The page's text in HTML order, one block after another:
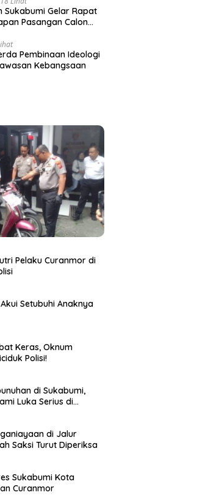
Sukabumi Gelar Rapat
Pasangan Calon
Pembinaan Ideologi
Kebangsaan
Pelaku Curanmor di
Setubuhi Anaknya
Keras, Oknum
Polisi!
di Sukabumi,
Luka Serius di
di Jalur
Saksi Turut Diperiksa
Sukabumi Kota
Curanmor